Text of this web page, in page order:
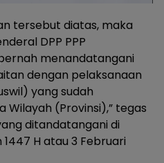
tersebut diatas, maka
DPP PPP
menandatangani
dengan pelaksanaan
yang sudah
(Provinsi),” tegas
ditandatangani di
H atau 3 Februari